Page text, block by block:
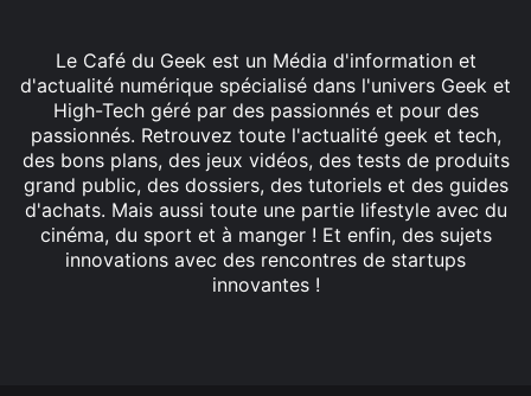
Le Café du Geek est un Média d'information et
d'actualité numérique spécialisé dans l'univers Geek et
High-Tech géré par des passionnés et pour des
passionnés. Retrouvez toute l'actualité geek et tech,
des bons plans, des jeux vidéos, des tests de produits
grand public, des dossiers, des tutoriels et des guides
d'achats. Mais aussi toute une partie lifestyle avec du
cinéma, du sport et à manger ! Et enfin, des sujets
innovations avec des rencontres de startups
innovantes !